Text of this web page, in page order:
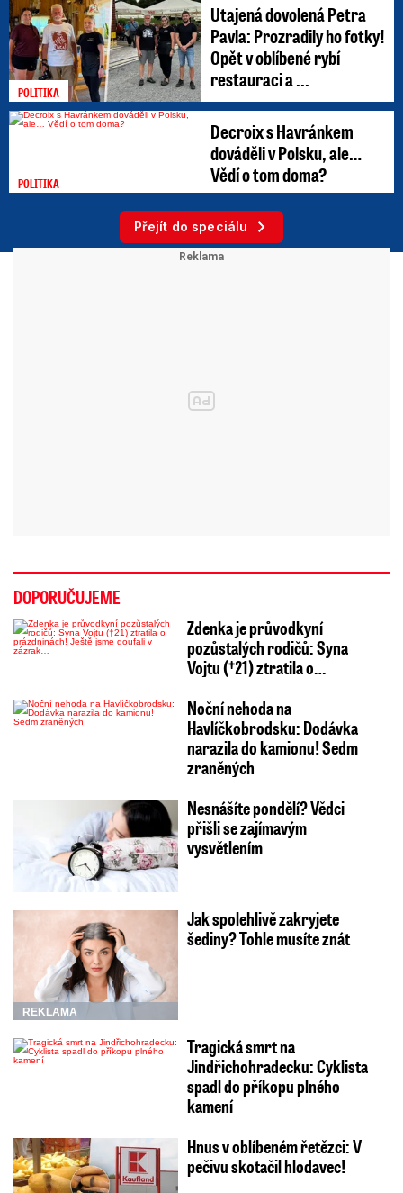
POLITIKA
Utajená dovolená Petra
Pavla: Prozradily ho fotky!
Opět v oblíbené rybí
restauraci a ...
POLITIKA
Decroix s Havránkem
dováděli v Polsku, ale…
Vědí o tom doma?
Přejít do speciálu
DOPORUČUJEME
Zdenka je průvodkyní
pozůstalých rodičů: Syna
Vojtu (†21) ztratila o…
Noční nehoda na
Havlíčkobrodsku: Dodávka
narazila do kamionu! Sedm
zraněných
Nesnášíte pondělí? Vědci
přišli se zajímavým
vysvětlením
REKLAMA
Jak spolehlivě zakryjete
šediny? Tohle musíte znát
Tragická smrt na
Jindřichohradecku: Cyklista
spadl do příkopu plného
kamení
Hnus v oblíbeném řetězci: V
pečivu skotačil hlodavec!